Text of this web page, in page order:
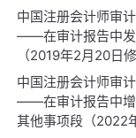
中国注册会计师审
——在审计报告中发
（2019年2月20日修
中国注册会计师审
——在审计报告中增
其他事项段（2022